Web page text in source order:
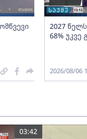
2027
68% უკვე
2026/08/06
03:42